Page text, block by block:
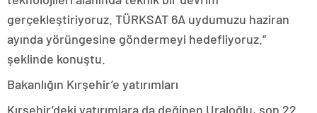
gerçekleştiriyoruz. TÜRKSAT 6A uydumuzu haziran
ayında yörüngesine göndermeyi hedefliyoruz.”
şeklinde konuştu.
Bakanlığın Kırşehir’e yatırımları
Kırşehir’deki yatırımlara da değinen Uraloğlu, son 22